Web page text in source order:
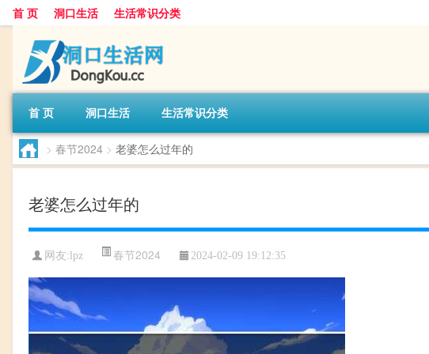
首 页 洞口生活 生活常识分类
首 页 洞口生活 生活常识分类
> 春节2024 > 老婆怎么过年的
老婆怎么过年的
网友: lpz 春节2024 2024-02-09 19:12:35